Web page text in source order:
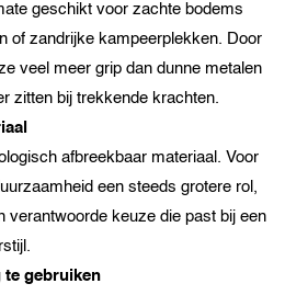
geschikt voor zachte bodems
of zandrijke kampeerplekken. Door
veel meer grip dan dunne metalen
zitten bij trekkende krachten.
afbreekbaar materiaal. Voor
een steeds grotere rol,
verantwoorde keuze die past bij een
te gebruiken